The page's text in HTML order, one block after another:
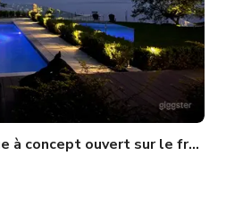
Maison moderne unique à concept ouvert sur le front de mer de Montréal